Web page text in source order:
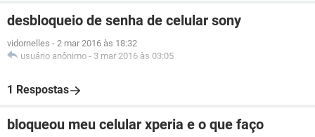
desbloqueio de senha de celular sony
vidornelles - 2 mar 2016 às 18:32
usuário anônimo - 3 mar 2016 às 03:05
1 Respostas
bloqueou meu celular xperia e o que faço